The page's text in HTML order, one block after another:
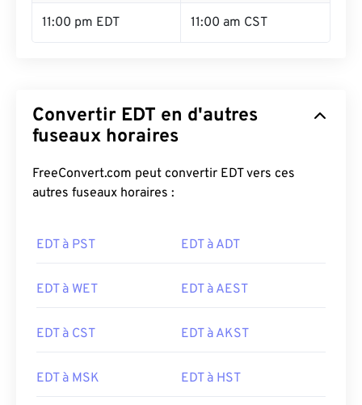
11:00 pm EDT 11:00 am CST
Convertir EDT en d'autres
fuseaux horaires
FreeConvert.com peut convertir EDT vers ces
autres fuseaux horaires :
EDT à PST EDT à ADT
EDT à WET EDT à AEST
EDT à CST EDT à AKST
EDT à MSK EDT à HST